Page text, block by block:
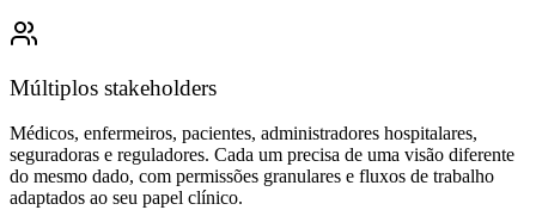
Múltiplos stakeholders
Médicos, enfermeiros, pacientes, administradores hospitalares,
seguradoras e reguladores. Cada um precisa de uma visão diferente
do mesmo dado, com permissões granulares e fluxos de trabalho
adaptados ao seu papel clínico.